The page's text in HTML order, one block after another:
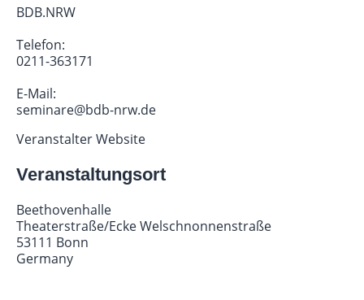
BDB.NRW
Telefon:
0211-363171
E-Mail:
seminare@bdb-nrw.de
Veranstalter Website
Veranstaltungsort
Beethovenhalle
Theaterstraße/Ecke Welschnonnenstraße
53111 Bonn
Germany